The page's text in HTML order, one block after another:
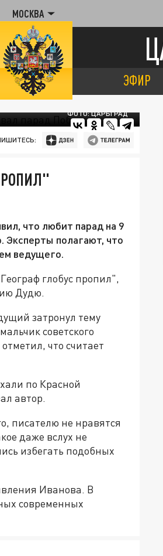
МОСКВА
ЭФИР
ФОТО: ЦАРЬГРАД
что любит парад на 9
Эксперты полагают, что
ведущего.
глобус пропил",
Дудю.
затронул тему
советского
что считает
по Красной
автор.
писателю не нравятся
даже вслух не
избегать подобных
Иванова. В
современных